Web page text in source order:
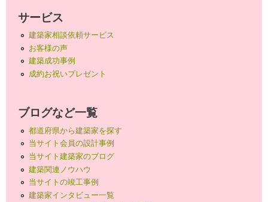
サービス
建築家相談依頼サービス
お客様の声
建築成功事例
成約お祝いプレゼント
ブログなど一覧
都道府県から建築家を探す
当サイト会員の設計事例
当サイト建築家のブログ
建築関連ノウハウ
当サイトの竣工事例
建築家インタビュー一覧